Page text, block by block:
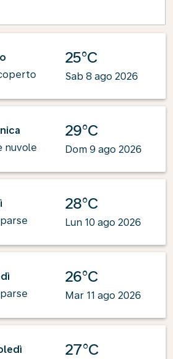
25°C
Sab 8 ago 2026
nuvole
29°C
Dom 9 ago 2026
28°C
Lun 10 ago 2026
26°C
Mar 11 ago 2026
27°C